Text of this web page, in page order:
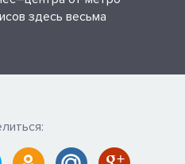
здесь весьма